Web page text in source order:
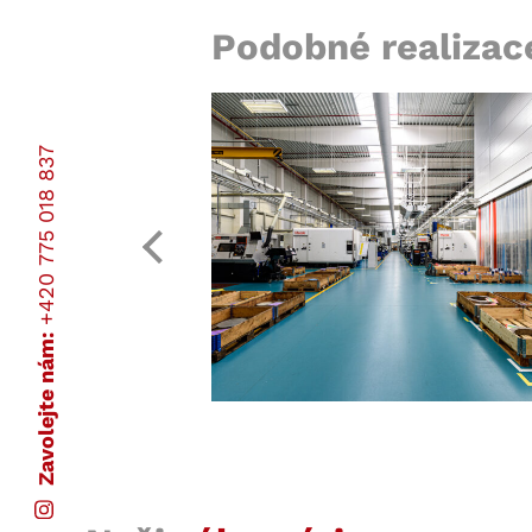
Zavolejte nám:
+420 775 018 837
Podobné